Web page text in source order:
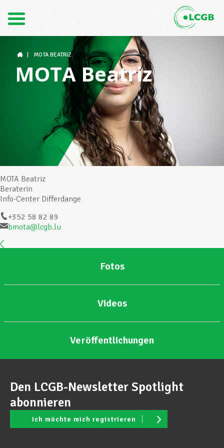
FR
Der LCGB
Gewerkschaftsstrukturen
Unterstützung im Arbeitsalltag
Unterstützung im Privatleben
Berufliche Weiterentwicklung
MOTA BEATRIZ
MOTA Beatriz
MOTA Beatriz
Beraterin
Info-Center Differdange
+352 58 82 89
bmota@lcgb.lu
Fotos
Videos
Veröffentlichungen
Den LCGB-Newsletter Spotlight
abonnieren
Ich möchte mich registrieren